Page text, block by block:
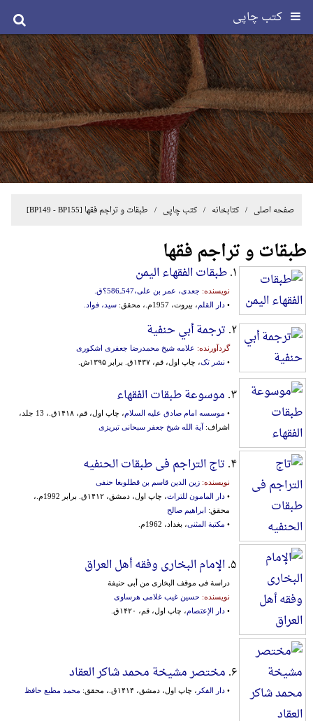
کتب چاپی
صفحه اصلی / کتابخانه /کتب چاپی / طبقات و تراجم فقها [BP149 - BP155]
طبقات و تراجم فقها
۱. طبقات الفقهاء الیمن
نویسنده: جعدی، عمر بن علی،547ـ586؟ق.
• دار القلم ، بیروت، 1957م.، محقق: سید، فواد.
۲. ترجمة أبي حنفیة
گردآورنده: علامه شیخ محمدرضا جعفری اشکوری
• نشر تک، چاپ اول، قم، ۱۴۳۷ق. برابر ۱۳۹۵ش.
۳. موسوعة طبقات الفقهاء
• موسسه امام صادق علیه السلام
، چاپ اول، قم، ۱۴۱۸ق.، 13 جلد،
اشراف: آیة الله شیخ جعفر سبحانی تبریزی
۴. تاج التراجم فی طبقات الحنفیه
نویسنده: زین الدین قاسم بن قطلوبغا حنفی
• دار المامون للتراث
، چاپ اول، دمشق، ۱۴۱۲ق. برابر 1992م.،
محقق: ابراهیم صالح
• مکتبة المثنی، بغداد، 1962م.
۵. الإمام البخاری وفقه أهل العراق
دراسة فی موقف البخاری من أبی حنیفة
نویسنده: حسین غیب غلامی هرساوی
• دار الإعتصام، چاپ اول، قم، ۱۴۲۰ق.
۶. مختصر مشیخة محمد شاکر العقاد
• دار الفکر ، چاپ اول، دمشق، ۱۴۱۴ق.، محقق: محمد مطیع حافظ